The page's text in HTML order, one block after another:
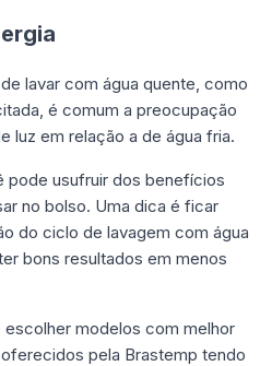
lavar com água quente, como
é comum a preocupação
luz em relação a de água fria.
pode usufruir dos benefícios
no bolso. Uma dica é ficar
do ciclo de lavagem com água
bons resultados em menos
modelos com melhor
pela Brastemp tendo